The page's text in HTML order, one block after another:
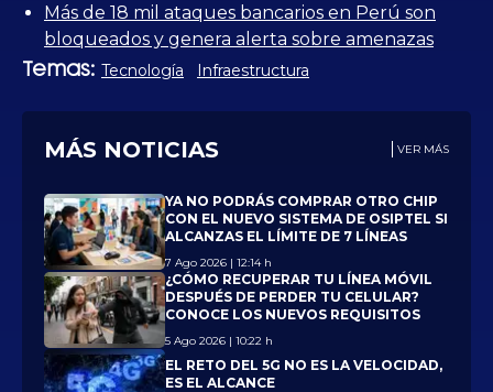
MÁS NOTICIAS VER MÁS
YA NO PODRÁS COMPRAR OTRO CHIP
CON EL NUEVO SISTEMA DE OSIPTEL SI
ALCANZAS EL LÍMITE DE 7 LÍNEAS
7 Ago 2026 | 12:14 h
¿CÓMO RECUPERAR TU LÍNEA MÓVIL
DESPUÉS DE PERDER TU CELULAR?
CONOCE LOS NUEVOS REQUISITOS
5 Ago 2026 | 10:22 h
EL RETO DEL 5G NO ES LA VELOCIDAD,
ES EL ALCANCE
Más de 18 mil ataques bancarios en Perú son
bloqueados y genera alerta sobre amenazas
Temas: Tecnología Infraestructura